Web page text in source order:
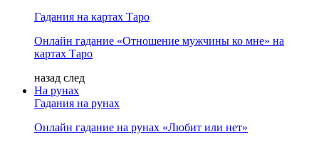
Гадания на картах Таро
Онлайн гадание «Отношение мужчины ко мне» на
картах Таро
назад след
На рунах
Гадания на рунах
Онлайн гадание на рунах «Любит или нет»